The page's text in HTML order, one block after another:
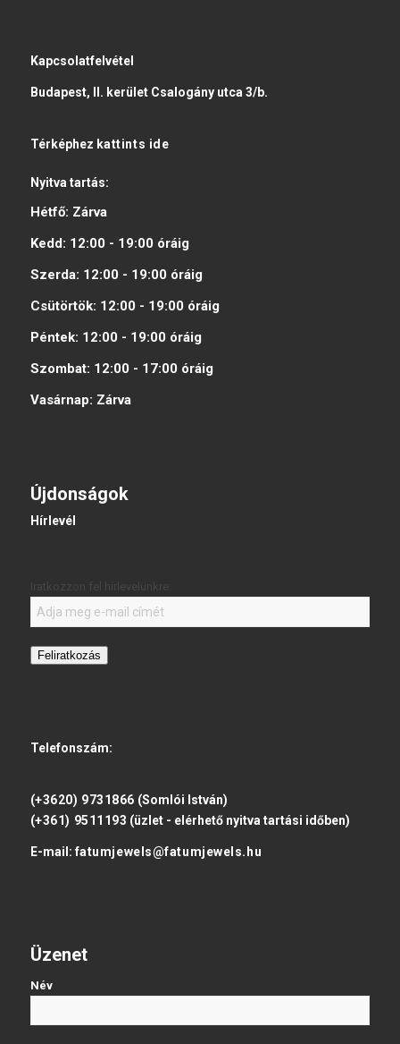
Kapcsolatfelvétel
Budapest, II. kerület Csalogány utca 3/b.
Térképhez kattints ide
Nyitva tartás:
Hétfő: Zárva
Kedd: 12:00 - 19:00 óráig
Szerda: 12:00 - 19:00 óráig
Csütörtök: 12:00 - 19:00 óráig
Péntek: 12:00 - 19:00 óráig
Szombat: 12:00 - 17:00 óráig
Vasárnap: Zárva
Újdonságok
Hírlevél
Feliratkozás
Telefonszám:
(+3620) 9731866 (Somlói István)
(+361) 9511193 (üzlet - elérhető nyitva tartási időben)
E-mail: fatumjewels@fatumjewels.hu
Üzenet
Név